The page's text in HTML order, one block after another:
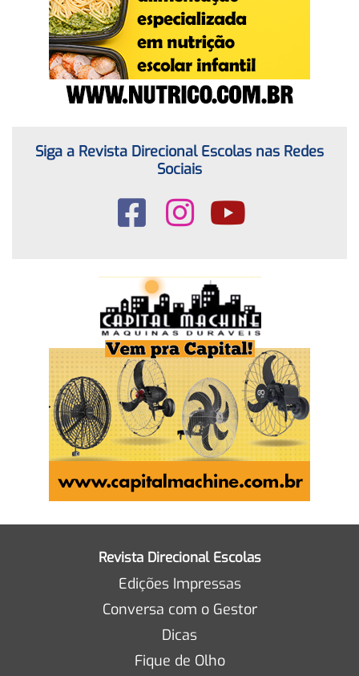
Siga a Revista Direcional Escolas nas Redes
Sociais
Revista Direcional Escolas
Edições Impressas
Conversa com o Gestor
Dicas
Fique de Olho